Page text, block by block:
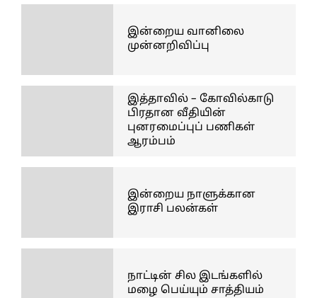
இன்றைய வானிலை
முன்னறிவிப்பு
இத்தாவில் – கோவில்காடு
பிரதான வீதியின்
புனரமைப்புப் பணிகள்
ஆரம்பம்
இன்றைய நாளுக்கான
இராசி பலன்கள்
நாட்டின் சில இடங்களில்
மழை பெய்யும் சாத்தியம்